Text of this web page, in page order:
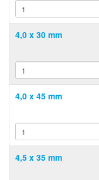
4,0 x 30 mm
4,0 x 45 mm
4,5 x 35 mm